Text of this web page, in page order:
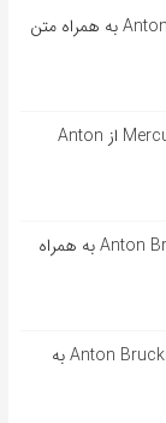
آهنگ آلمانی Zerrissen از Anton Bruckner به همراه متن
آهنگ آلمانی Mercurial Worst Case Band از Anton
آهنگ آلمانی Wer wir sind از Anton Bruckner به همراه
آهنگ آلمانی Tochterkomplex از Anton Bruckner به